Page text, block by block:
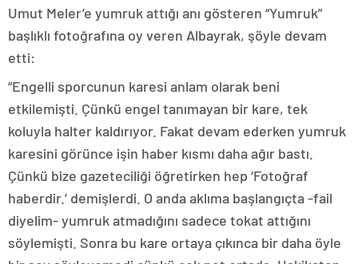
Umut Meler’e yumruk attığı anı gösteren “Yumruk”
başlıklı fotoğrafına oy veren Albayrak, şöyle devam
etti:
“Engelli sporcunun karesi anlam olarak beni
etkilemişti. Çünkü engel tanımayan bir kare, tek
koluyla halter kaldırıyor. Fakat devam ederken yumruk
karesini görünce işin haber kısmı daha ağır bastı.
Çünkü bize gazeteciliği öğretirken hep ‘Fotoğraf
haberdir.’ demişlerdi. O anda aklıma başlangıçta -fail
diyelim- yumruk atmadığını sadece tokat attığını
söylemişti. Sonra bu kare ortaya çıkınca bir daha öyle